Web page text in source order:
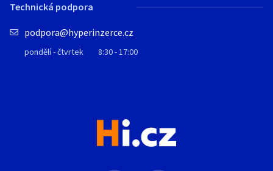
Technická podpora
podpora@hyperinzerce.cz
pondělí - čtvrtek 8:30 - 17:00